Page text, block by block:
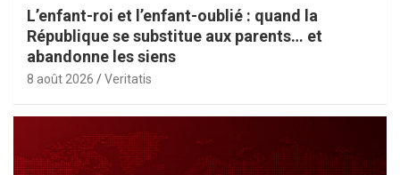
L’enfant-roi et l’enfant-oublié : quand la
République se substitue aux parents… et
abandonne les siens
8 août 2026 Veritatis